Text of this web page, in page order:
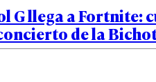
G llega a Fortnite:
de la